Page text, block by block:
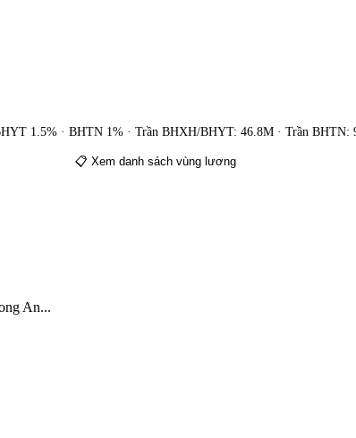
1.5% · BHTN 1% · Trần BHXH/BHYT: 46.8M · Trần BHTN:
📋 Xem danh sách vùng lương
An...